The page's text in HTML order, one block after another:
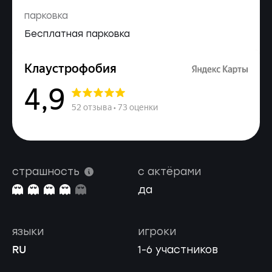
парковка
Бесплатная парковка
страшность
с актёрами
да
игроки
1-6 участников
языки
RU